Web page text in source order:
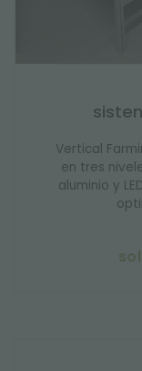
Vertical
en tres
aluminio y